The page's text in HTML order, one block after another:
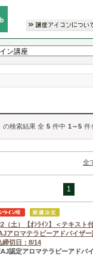
の検索結果 全 5 件中 1～5 件
全
1
（土）【ｵﾝﾗｲﾝ】＜テキスト
アロマテラピーアドバイザ
締切日：8/14
認定アロマテラピーアドバ